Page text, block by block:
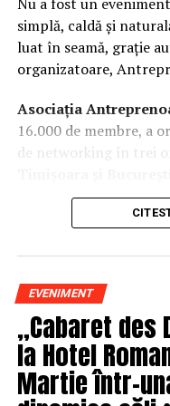
simplă, caldă și
luat în seamă, grație
organizatoare,
Asociația
16.000 de membre, a
de networking în trei
campania
inițiativă care
prezentă, cu numele
public.
La Cluj-Napoca,
fotografi profesioniști:
(lightsun.ro) șiDeni
cu 18 ani de carieră în
EVENIMENT
„Cabaret des
la Hotel
Martie într-